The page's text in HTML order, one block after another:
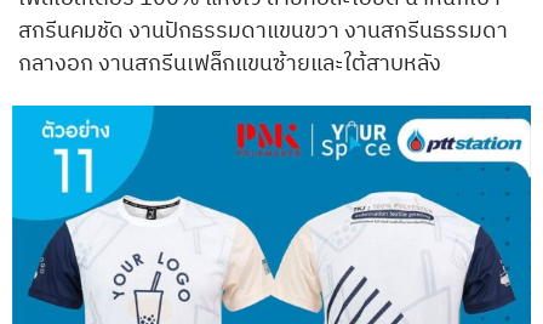
สกรีนคมชัด งานปักธรรมดาแขนขวา งานสกรีนธรรมดา
กลางอก งานสกรีนเฟล็กแขนซ้ายและใต้สาบหลัง